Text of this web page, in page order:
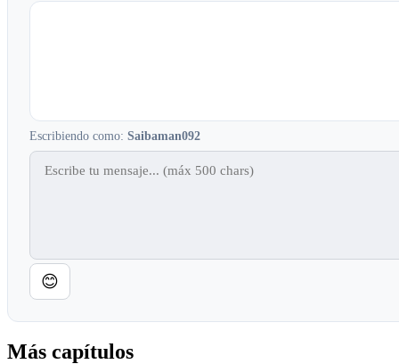
Escribiendo como: Saibaman092
😊
Más capítulos